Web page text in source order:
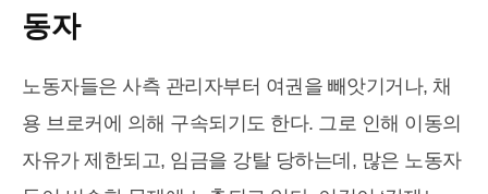
동자
노동자들은 사측 관리자부터 여권을 빼앗기거나, 채
용 브로커에 의해 구속되기도 한다. 그로 인해 이동의
자유가 제한되고, 임금을 강탈 당하는데, 많은 노동자